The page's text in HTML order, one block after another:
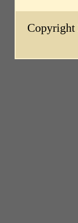
Copyright